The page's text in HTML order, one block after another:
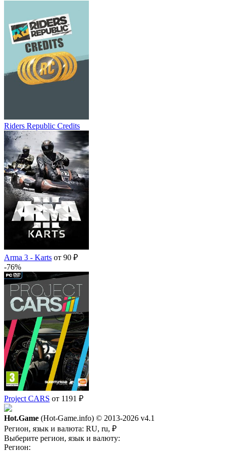
Riders Republic Credits
Arma 3 - Karts от 90 ₽
-76%
Project CARS от 1191 ₽
Hot.Game (Hot-Game.info) © 2013-2026 v4.1
Регион, язык и валюта: RU, ru, ₽
Выберите регион, язык и валюту:
Регион: